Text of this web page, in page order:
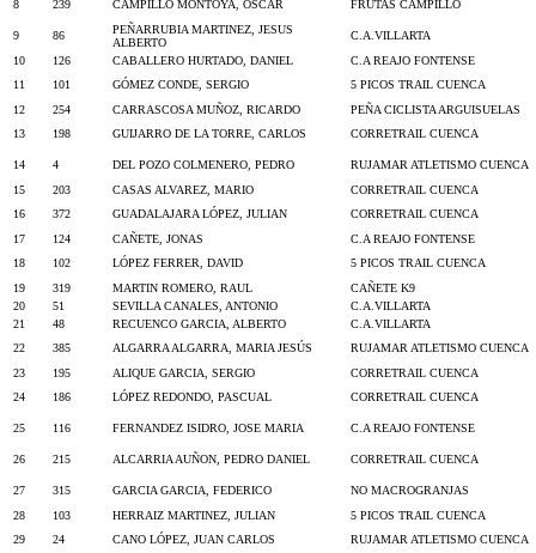
8
239 CAMPILLO MONTOYA, OSCAR FRUTAS CAMPILLO
9 86
PEÑARRUBIA MARTINEZ, JESUS
ALBERTO
C.A.VILLARTA
10
126 CABALLERO HURTADO, DANIEL
C.A REAJO FONTENSE
11
101 GÓMEZ CONDE, SERGIO
5 PICOS TRAIL CUENCA
12
254 CARRASCOSA MUÑOZ, RICARDO
PEÑA CICLISTA ARGUISUELAS
13
198 GUIJARRO DE LA TORRE, CARLOS CORRETRAIL CUENCA
14 4 DEL POZO COLMENERO, PEDRO
RUJAMAR ATLETISMO CUENCA
15
203 CASAS ALVAREZ, MARIO
CORRETRAIL CUENCA
16
372 GUADALAJARA LÓPEZ, JULIAN
CORRETRAIL CUENCA
17
124 CAÑETE, JONAS
C.A REAJO FONTENSE
18
102 LÓPEZ FERRER, DAVID
5 PICOS TRAIL CUENCA
19
319 MARTIN ROMERO, RAUL
CAÑETE K9
20
51 SEVILLA CANALES, ANTONIO
C.A.VILLARTA
21
48 RECUENCO GARCIA, ALBERTO
C.A.VILLARTA
22
385 ALGARRA ALGARRA, MARIA JESÚS
RUJAMAR ATLETISMO CUENCA
23
195 ALIQUE GARCIA, SERGIO
CORRETRAIL CUENCA
24
186 LÓPEZ REDONDO, PASCUAL CORRETRAIL CUENCA
25 116 FERNANDEZ ISIDRO, JOSE MARIA C.A REAJO FONTENSE
26 215 ALCARRIA AUÑON, PEDRO DANIEL CORRETRAIL CUENCA
27 315 GARCIA GARCIA, FEDERICO
NO MACROGRANJAS
28
103 HERRAIZ MARTINEZ, JULIAN
5 PICOS TRAIL CUENCA
29
24 CANO LÓPEZ, JUAN CARLOS RUJAMAR ATLETISMO CUENCA